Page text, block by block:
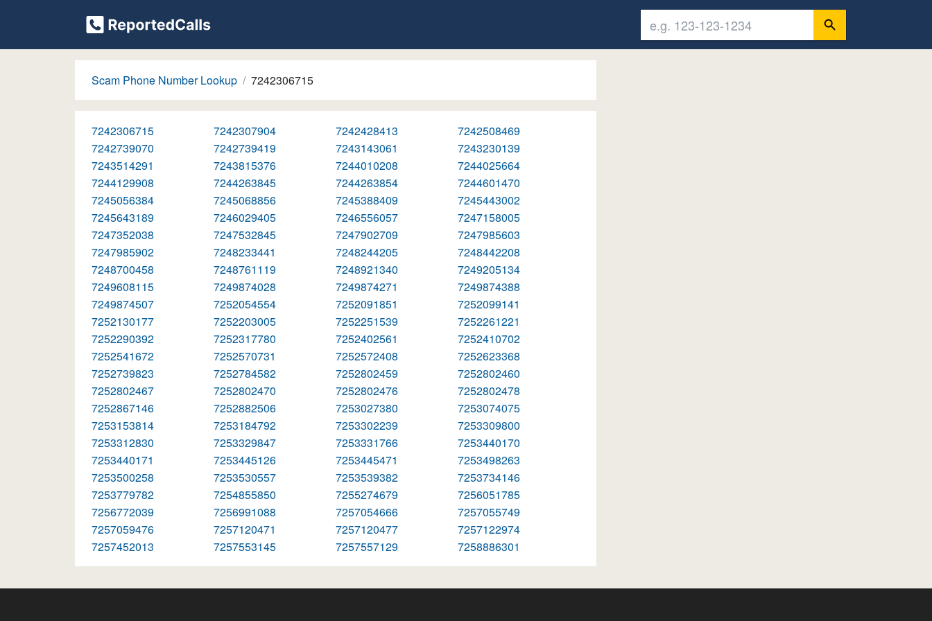
Scam Phone Number Lookup 7242306715
7242306715 7242307904 7242428413
7242508469
7242739070
7242739419 7243143061
7243230139
7243514291
7243815376 7244010208
7244025664
7244129908
7244263845 7244263854
7244601470
7245056384
7245068856 7245388409
7245443002
7245643189
7246029405 7246556057
7247158005
7247352038
7247532845 7247902709
7247985603
7247985902
7248233441 7248244205
7248442208
7248700458
7248761119 7248921340
7249205134
7249608115
7249874028 7249874271
7249874388
7249874507
7252054554 7252091851
7252099141
7252130177
7252203005 7252251539
7252261221
7252290392
7252317780 7252402561
7252410702
7252541672
7252570731 7252572408
7252623368
7252739823
7252784582 7252802459
7252802460
7252802467
7252802470 7252802476
7252802478
7252867146
7252882506 7253027380
7253074075
7253153814
7253184792 7253302239
7253309800
7253312830
7253329847 7253331766
7253440170
7253440171
7253445126 7253445471
7253498263
7253500258
7253530557 7253539382
7253734146
7253779782
7254855850 7255274679
7256051785
7256772039
7256991088 7257054666
7257055749
7257059476
7257120471 7257120477
7257122974
7257452013
7257553145 7257557129 7258886301